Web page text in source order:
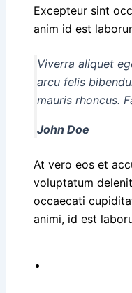
Excepteur sint
anim id est
Viverra aliquet
arcu felis
mauris rhoncus.
John Doe
At vero eos et
voluptatum
occaecati
animi, id est